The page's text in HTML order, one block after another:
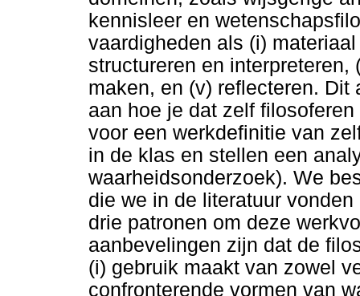
kennisleer en
vaardigheden als (i)
structureren en
maken, en (v) reflecteren.
aan hoe je dat zelf
voor een werkdefinitie van
in de klas en stellen een
waarheidsonderzoek). We
die we in de literatuur
drie patronen om deze
aanbevelingen zijn dat de
(i) gebruik maakt van zowel
confronterende vormen van